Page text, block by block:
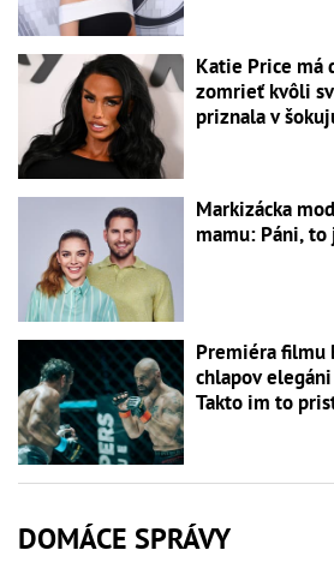
Katie Price má
zomrieť kvôli
priznala v
Markizácka
mamu: Páni, to
Premiéra filmu
chlapov
Takto im to
DOMÁCE SPRÁVY